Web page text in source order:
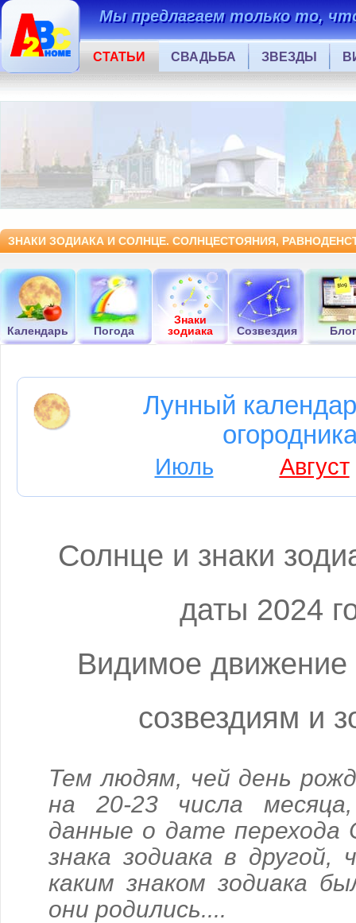
Мы предлагаем только то,
СТАТЬИ СВАДЬБА ЗВЕЗДЫ
ЗНАКИ ЗОДИАКА И СОЛНЦЕ. СОЛНЦЕСТОЯНИЯ,
Календарь Погода
Знаки
зодиака
Созвездия Блог
Лунный
Июль Август
Солнце и знаки
даты 2024
Видимое
созвездиям и
Тем людям, чей день
на 20-23 числа
данные о дате перехода
знака зодиака в
каким знаком зодиака
они родились....